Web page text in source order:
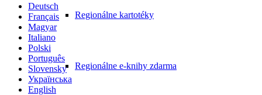
Regionálne kartotéky
Regionálne e-knihy zdarma
Deutsch
Français
Magyar
Italiano
Polski
Português
Slovensky
Українська
English